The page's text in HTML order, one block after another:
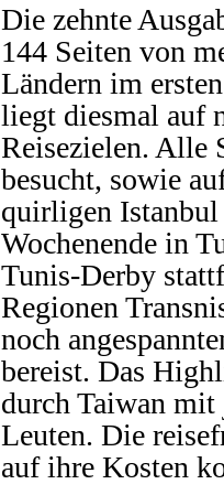
Die zehnte
144 Seiten von
Ländern im
liegt diesmal auf
Reisezielen. Alle
besucht, sowie
quirligen
Wochenende in
Tunis-Derby
Regionen
noch
bereist. Das
durch Taiwan
Leuten. Die
auf ihre Kosten